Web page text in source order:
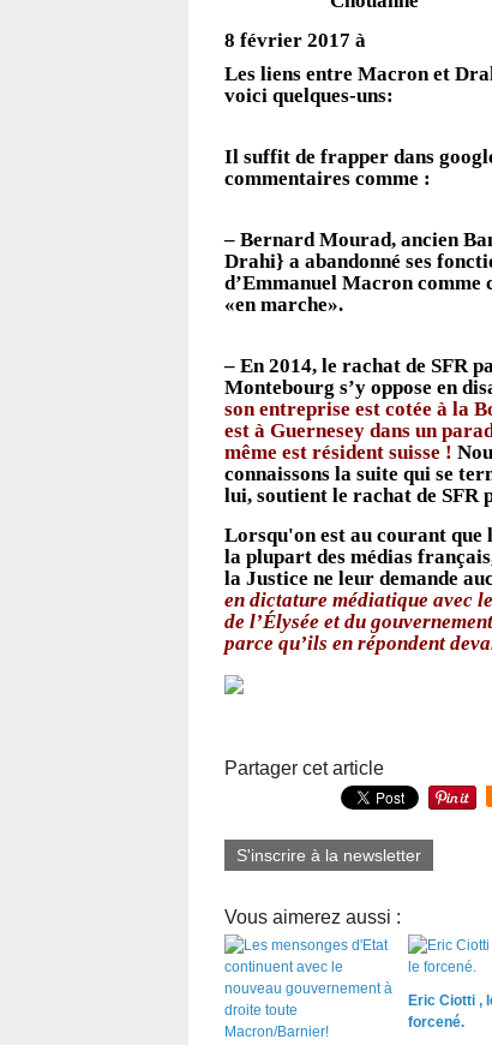
8 février 2017 à
Les liens entre Macron et
voici quelques-uns:
Il suffit de frapper dans
commentaires comme :
– Bernard Mourad, ancien
Drahi} a abandonné ses
d’Emmanuel Macron
«en marche».
– En 2014, le rachat de SFR
Montebourg s’y oppose en
son entreprise est cotée à la
est à Guernesey dans un
même est résident suisse !
connaissons la suite qui se
lui, soutient le rachat de
Lorsqu'on est au courant que
la plupart des médias
la Justice ne leur demande
en dictature médiatique avec
de l’Élysée et du
parce qu’ils en répondent
Partager cet article
S'inscrire à la newsletter
Vous aimerez aussi :
Eric Ciotti ,
forcené.